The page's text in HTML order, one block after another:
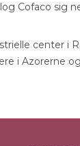
Cofaco sig
center i
i Azorerne